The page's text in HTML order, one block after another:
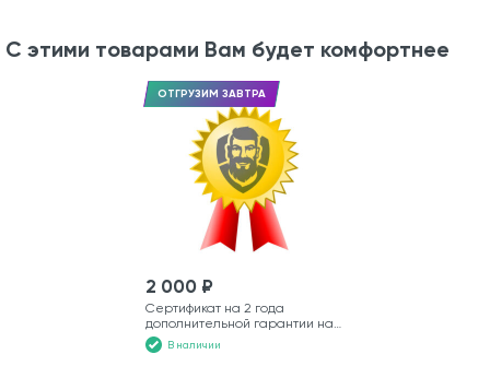
С этими товарами Вам будет комфортнее
ОТГРУЗИМ ЗАВТРА
2 000 ₽
Сертификат на 2 года
дополнительной гарантии на
лодкуВ наличии